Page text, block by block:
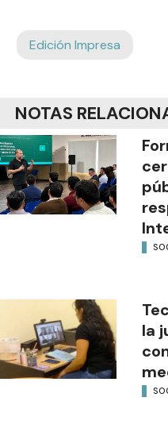
Edición Impresa
NOTAS
la